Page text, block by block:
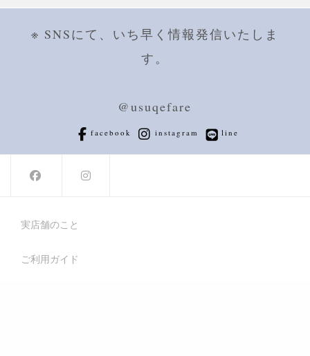
※ SNSにて、いち早く情報発信いたしま
す。
@usuqefare
facebook instagram line
実店舗のこと
ご利用ガイド